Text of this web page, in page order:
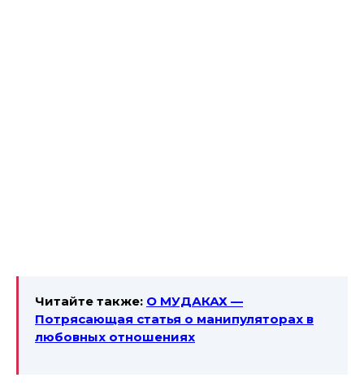
Читайте также: О МУДАКАХ —
Потрясающая статья о манипуляторах в
любовных отношениях